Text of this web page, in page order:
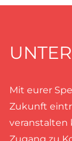
Mit eurer
Zukunft
veranstalten